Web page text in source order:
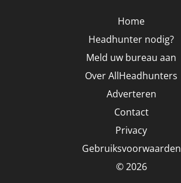
Home
Headhunter nodig?
Meld uw bureau aan
Over AllHeadhunters
Adverteren
Contact
Privacy
Gebruiksvoorwaarden
© 2026